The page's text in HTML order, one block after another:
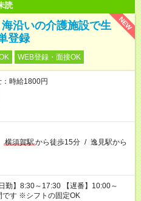
読
NEW
沿いの介護施設で生
登録
WEB登録・面接OK
時給1800円
横須賀駅から徒歩15分 / 逸見駅から
勤】8:30～17:30 【遅番】10:00～
間です ※シフトの固定OK